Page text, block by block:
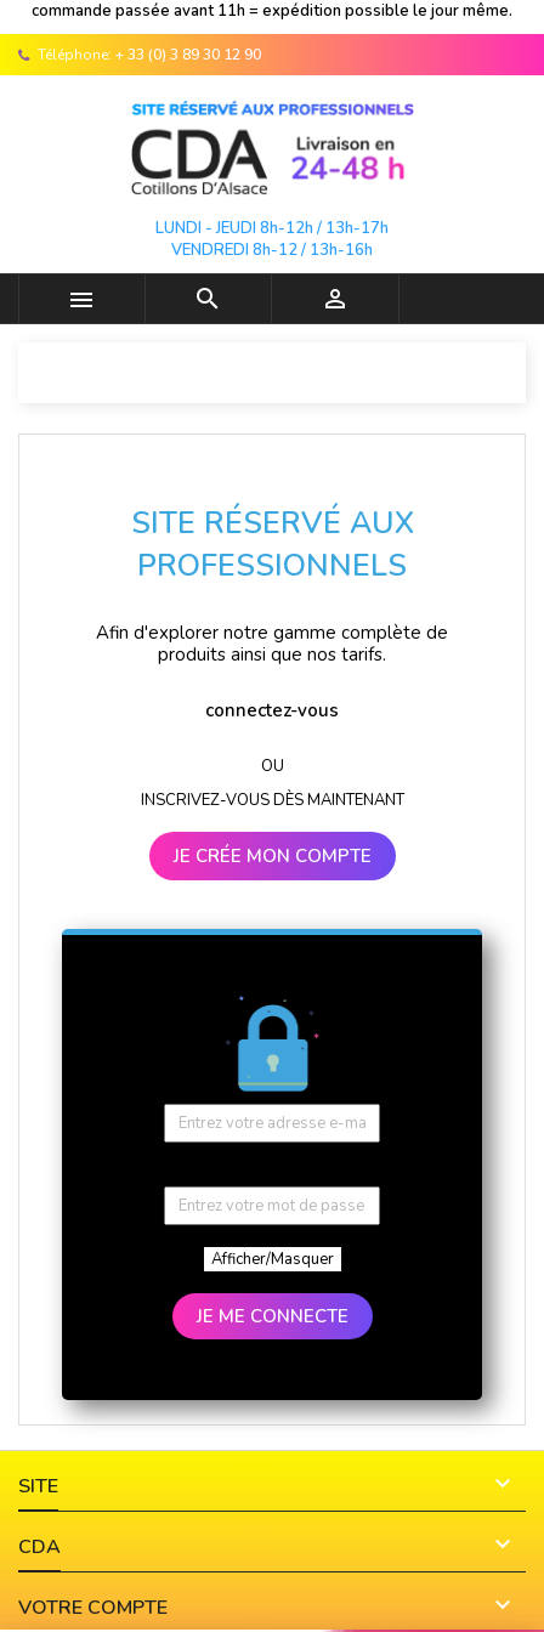
commande passée avant 11h = expédition possible le jour même.
Téléphone: + 33 (0) 3 89 30 12 90
LUNDI - JEUDI 8h-12h / 13h-17h
VENDREDI 8h-12 / 13h-16h
  
SITE RÉSERVÉ AUX
PROFESSIONNELS
Afin d'explorer notre gamme complète de
produits ainsi que nos tarifs.
connectez-vous
OU
INSCRIVEZ-VOUS DÈS MAINTENANT
JE CRÉE MON COMPTE
Afficher/Masquer
JE ME CONNECTE
SITE 
CDA 
VOTRE COMPTE 